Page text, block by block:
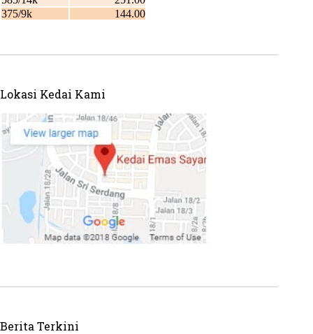
Lokasi Kedai Kami
Berita Terkini